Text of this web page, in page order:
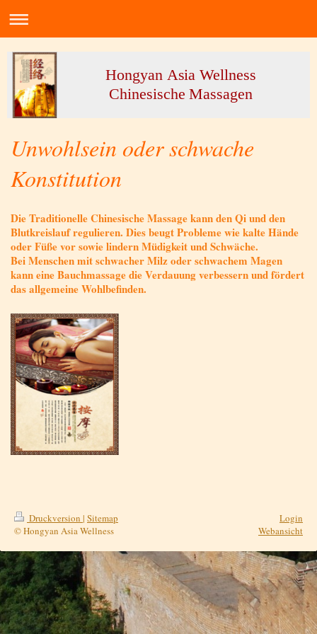
Hongyan Asia Wellness
Chinesische Massagen
Unwohlsein oder schwache
Konstitution
Die Traditionelle Chinesische Massage kann den Qi und den
Blutkreislauf regulieren. Dies beugt Probleme wie kalte Hände
oder Füße vor sowie lindern Müdigkeit und Schwäche.
Bei Menschen mit schwacher Milz oder schwachem Magen
kann eine Bauchmassage die Verdauung verbessern und fördert
das allgemeine Wohlbefinden.
Druckversion | Sitemap
© Hongyan Asia Wellness
Login
Webansicht